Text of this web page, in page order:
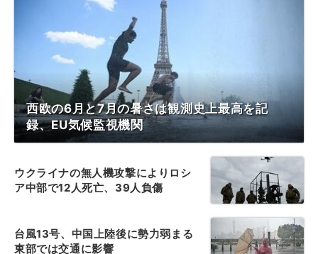
西欧の6月と7月の暑さは観測史上最高を記
録、EU気候監視機関
ウクライナの無人機攻撃によりロシ
ア中部で12人死亡、39人負傷
台風13号、中国上陸後に勢力弱まる
東部では交通に影響